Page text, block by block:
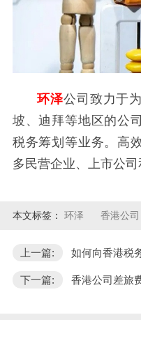
环泽公司致力于
坡、迪拜等地区的公
税务筹划等业务。高
多民营企业、上市公司
本文标签： 环泽 香港公司
上一篇: 如何向香港税
下一篇: 香港公司差旅